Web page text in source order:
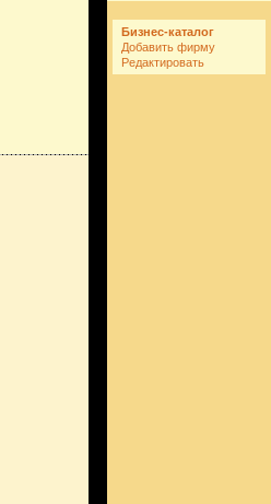
Бизнес-каталог
Добавить фирму
Редактировать